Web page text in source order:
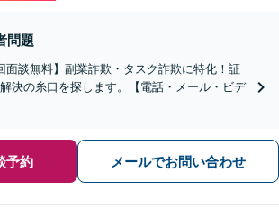
問題
面談無料】副業詐欺・タスク詐欺に特化！証
決の糸口を探します。【電話・メール・ビデ
予約 メールでお問い合わせ